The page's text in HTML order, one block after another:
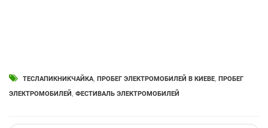
ТЕСЛАПИКНИКЧАЙКА, ПРОБЕГ ЭЛЕКТРОМОБИЛЕЙ В КИЕВЕ, ПРОБЕГ
ЭЛЕКТРОМОБИЛЕЙ, ФЕСТИВАЛЬ ЭЛЕКТРОМОБИЛЕЙ